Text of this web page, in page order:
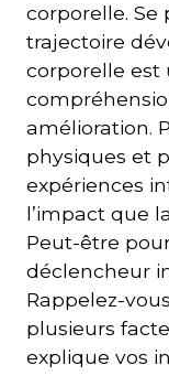
corporelle.
trajectoire
corporelle est
amélioration.
physiques et
expériences
l’impact que
Peut-être
déclencheur
Rappelez-
plusieurs
explique vos